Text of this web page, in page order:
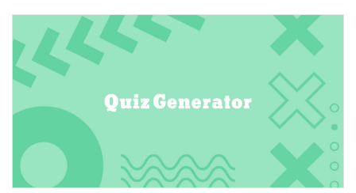
3 入力（タイピング）問題選択問題Presentation 2 入力（タイピング）
問題選択問題Let's Read 1 入力（タイピング）問題選択問題Unit 4 入
力（タイピング）問題選択問題Daily Scene 4 入力（タイピング）問題選
択問題Unit 5 入力（タイピング）問題選択問題Daily Scene 5 入力（タ
イピング）問題選択問題Unit 6 入力（タイピング）問題選択問題Daily
Scene 6 入力（タイピング）問題選択問題Presentation 3 入力（タイピ
ング）問題選択問題Let's Read 2前半入力（タイピング）問題選択問
題 後半入力（タイピング）問題選択問題Let's Read 3前半入力（タイピ
ング）問題選択問題 後半入力（タイピング）問題選択問題 梅雨目前に